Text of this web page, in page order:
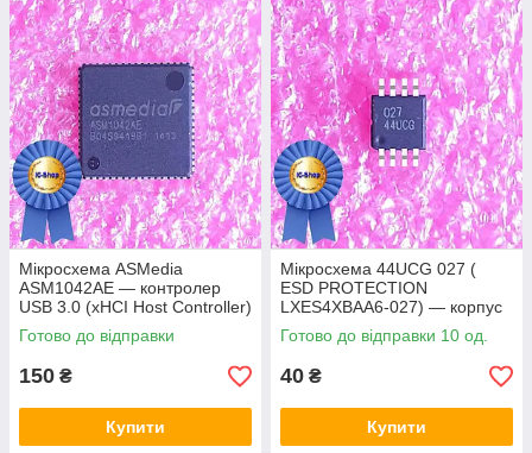
Мікросхема ASMedia
ASM1042AE — контролер
USB 3.0 (xHCI Host Controller)
Готово до відправки
150 ₴
Купити
Мікросхема 44UCG 027 (
ESD PROTECTION
LXES4XBAA6-027) — корпус
msop8
Готово до відправки 10 од.
40 ₴
Купити